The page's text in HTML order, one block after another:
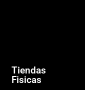
Tiendas
Fisicas